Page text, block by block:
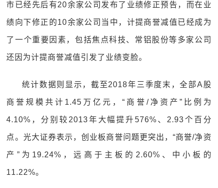
市已经先后有20余家公司发布了业绩修正预告，而在业
绩向下修正的10余家公司当中，计提商誉减值已经成为
了一个重要因素，包括焦点科技、常铝股份等多家公司
还因为计提商誉减值引发了业绩变脸。
统计数据则显示，截至2018年三季度末，全部A股
商誉规模共计1.45万亿元，“商誉/净资产”比例为
4.10%，分别较2013年大幅提升576%、2.93个百分
点。光大证券表示，创业板商誉问题更突出，“商誉/净资
产”为19.24%，远高于主板的2.60%、中小板的
11.22%。